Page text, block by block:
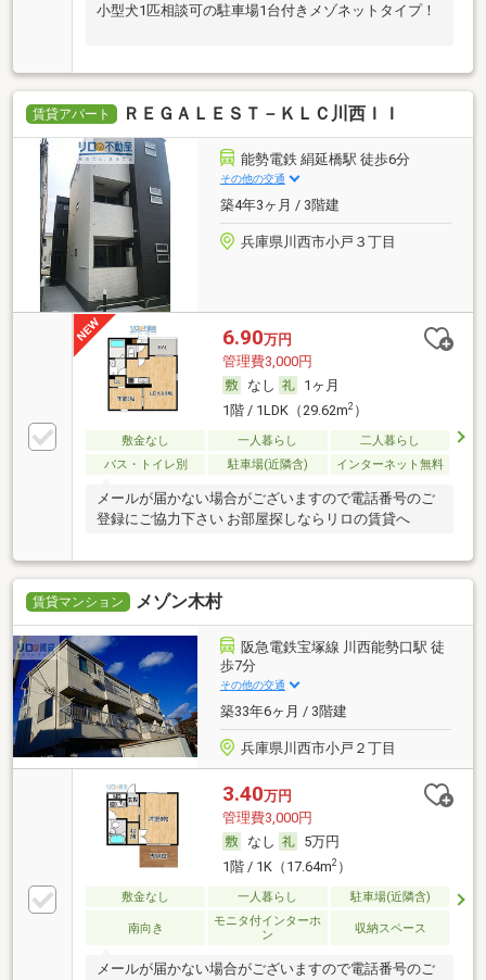
小型犬1匹相談可の駐車場1台付きメゾネットタイプ！
賃貸アパート ＲＥＧＡＬＥＳＴ－ＫＬＣ川西ＩＩ
能勢電鉄 絹延橋駅 徒歩6分
その他の交通
築4年3ヶ月 / 3階建
兵庫県川西市小戸３丁目
6.90万円
管理費3,000円
なし
1ヶ月
1階 / 1LDK（29.62m2）
敷金なし 一人暮らし
二人暮らし
バス・トイレ別
駐車場(近隣含) インターネット無料
メールが届かない場合がございますので電話番号のご
登録にご協力下さい お部屋探しならリロの賃貸へ
賃貸マンション メゾン木村
阪急電鉄宝塚線 川西能勢口駅 徒
歩7分
その他の交通
築33年6ヶ月 / 3階建
兵庫県川西市小戸２丁目
3.40万円
管理費3,000円
なし
5万円
1階 / 1K（17.64m2）
敷金なし 一人暮らし 駐車場(近隣含)
南向き
モニタ付インターホ
ン
収納スペース
メールが届かない場合がございますので電話番号のご